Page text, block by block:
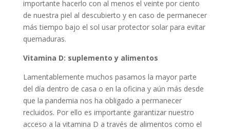
importante hacerlo con al menos el veinte por ciento
de nuestra piel al descubierto y en caso de permanecer
más tiempo bajo el sol usar protector solar para evitar
quemaduras.
Vitamina D: suplemento y alimentos
Lamentablemente muchos pasamos la mayor parte
del día dentro de casa o en la oficina y aún más desde
que la pandemia nos ha obligado a permanecer
recluidos. Por ello es importante garantizar nuestro
acceso a la vitamina D a través de alimentos como el